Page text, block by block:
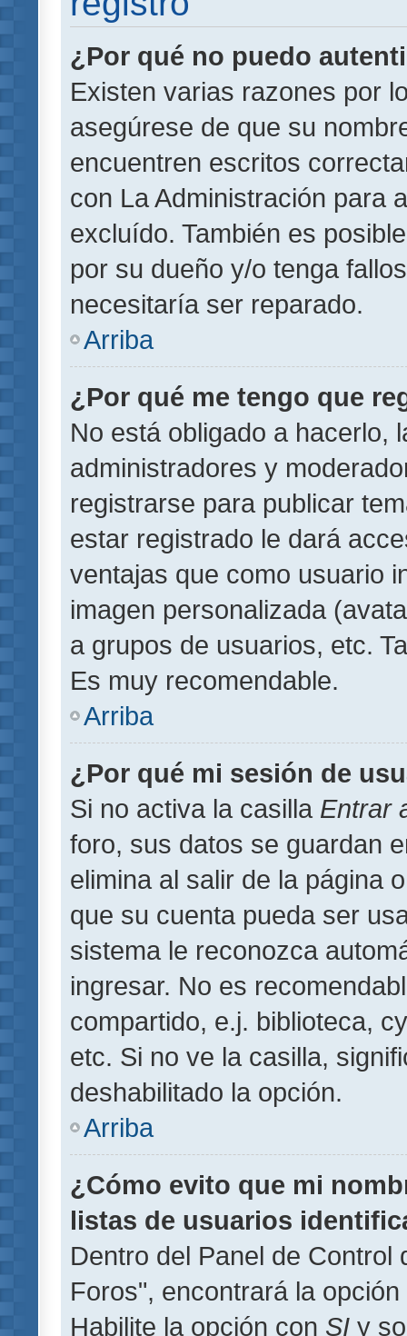
¿Por qué no puedo
Existen varias razones por
asegúrese de que su
encuentren escritos
con La Administración para
excluído. También es
por su dueño y/o tenga
necesitaría ser reparado.
Arriba
¿Por qué me tengo que
No está obligado a hacerlo,
administradores y
registrarse para publicar
estar registrado le dará
ventajas que como usuario
imagen personalizada
a grupos de usuarios, etc.
Es muy recomendable.
Arriba
¿Por qué mi sesión de
Si no activa la casilla Entrar
foro, sus datos se guardan
elimina al salir de la página
que su cuenta pueda ser
sistema le reconozca
ingresar. No es
compartido, e.j. biblioteca,
etc. Si no ve la casilla,
deshabilitado la opción.
Arriba
¿Cómo evito que mi
listas de usuarios
Dentro del Panel de
Foros", encontrará la opción
Habilite la opción con SI y